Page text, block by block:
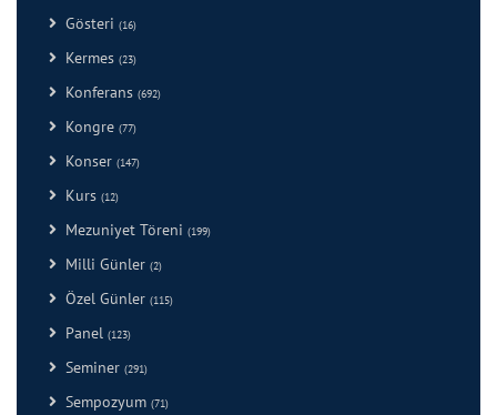
Gösteri (16)
Kermes (23)
Konferans (692)
Kongre (77)
Konser (147)
Kurs (12)
Mezuniyet Töreni (199)
Milli Günler (2)
Özel Günler (115)
Panel (123)
Seminer (291)
Sempozyum (71)